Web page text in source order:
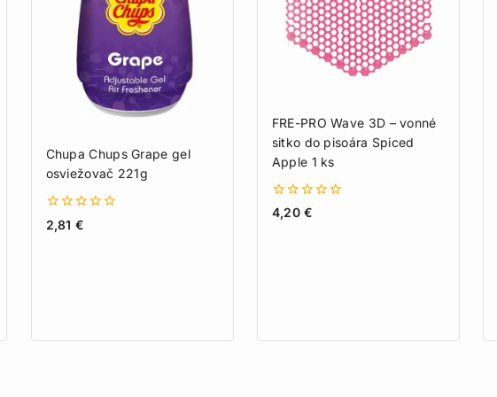
Chupa Chups Grape gel
osviežovač 221g
0
2,81 €
FRE-PRO Wave 3D – vonné
sitko do pisoára Spiced
Apple 1 ks
0
4,20€